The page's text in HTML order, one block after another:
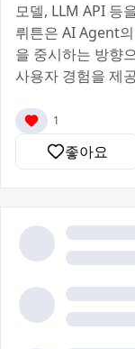
모델, LLM API 등
뤼튼은 AI Agent
을 중시하는 방향
사용자 경험을 제
1
좋아요